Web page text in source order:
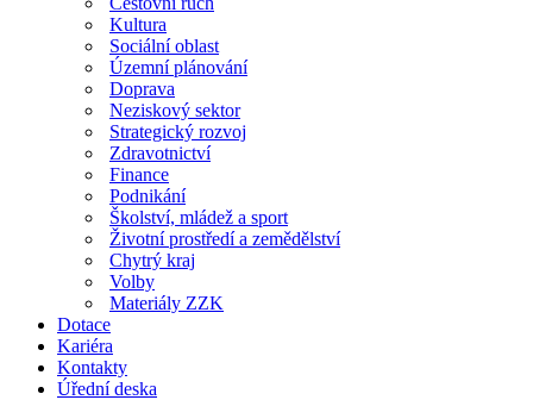
Kultura
Sociální oblast
Územní plánování
Doprava
Neziskový sektor
Strategický rozvoj
Zdravotnictví
Finance
Podnikání
Školství, mládež a sport
Životní prostředí a zemědělství
Chytrý kraj
Volby
Materiály ZZK
Dotace
Kariéra
Kontakty
Úřední deska